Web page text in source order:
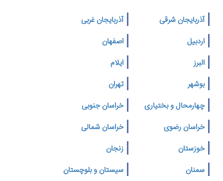
آذربایجان شرقی
آذربایجان غربی
اردبیل
اصفهان
البرز
ایلام
بوشهر
تهران
چهارمحال و بختیاری
خراسان جنوبی
خراسان رضوی
خراسان شمالی
خوزستان
زنجان
سمنان
سیستان و بلوچستان